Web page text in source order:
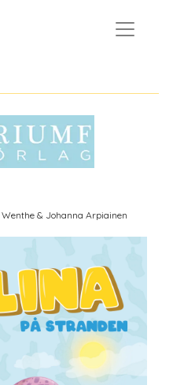
& Johanna Arpiainen